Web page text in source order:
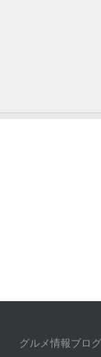
グルメ情報ブログ